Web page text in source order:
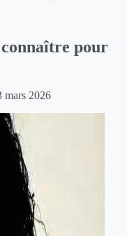
pour
mars 2026